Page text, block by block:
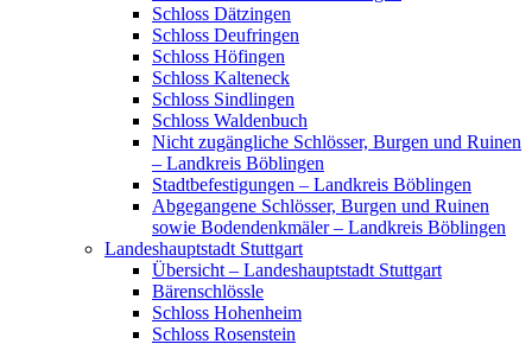
Schloss Dätzingen
Schloss Deufringen
Schloss Höfingen
Schloss Kalteneck
Schloss Sindlingen
Schloss Waldenbuch
Nicht zugängliche Schlösser, Burgen und Ruinen
– Landkreis Böblingen
Stadtbefestigungen – Landkreis Böblingen
Abgegangene Schlösser, Burgen und Ruinen
sowie Bodendenkmäler – Landkreis Böblingen
Landeshauptstadt Stuttgart
Übersicht – Landeshauptstadt Stuttgart
Bärenschlössle
Schloss Hohenheim
Schloss Rosenstein